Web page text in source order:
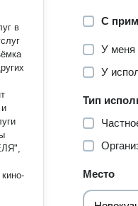
в
С
У меня
У
Тип
Место